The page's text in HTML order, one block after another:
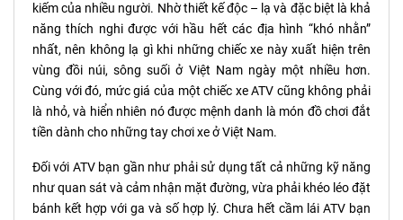
kiếm của nhiều người. Nhờ thiết kế độc – lạ và đặc biệt là khả
năng thích nghi được với hầu hết các địa hình “khó nhằn”
nhất, nên không lạ gì khi những chiếc xe này xuất hiện trên
vùng đồi núi, sông suối ở Việt Nam ngày một nhiều hơn.
Cùng với đó, mức giá của một chiếc xe ATV cũng không phải
là nhỏ, và hiển nhiên nó được mệnh danh là món đồ chơi đắt
tiền dành cho những tay chơi xe ở Việt Nam.
Đối với ATV bạn gần như phải sử dụng tất cả những kỹ năng
như quan sát và cảm nhận mặt đường, vừa phải khéo léo đặt
bánh kết hợp với ga và số hợp lý. Chưa hết cầm lái ATV bạn